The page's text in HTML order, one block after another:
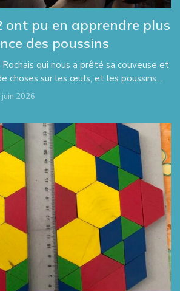
ont pu en apprendre plus
des poussins
qui nous a prêté sa couveuse et
choses sur les œufs, et les poussins....
juin 2026